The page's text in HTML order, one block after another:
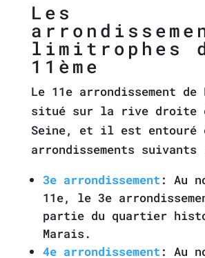
Les
limitrophes
11ème
Le 11e arrondissement
situé sur la rive droite
Seine, et il est entouré
arrondissements suivants
3e arrondissement : Au
11e, le 3e
partie du quartier
Marais.
4e arrondissement : Au